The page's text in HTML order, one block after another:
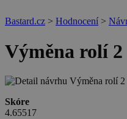
Bastard.cz > Hodnocení >
Výměna rolí 2
Skóre
4.65517